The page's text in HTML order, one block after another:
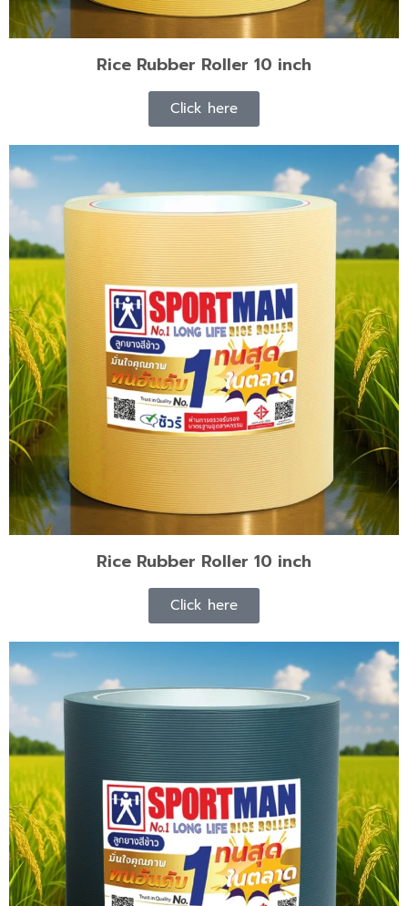
Rice Rubber Roller 10 inch
Click here
Rice Rubber Roller 10 inch
Click here